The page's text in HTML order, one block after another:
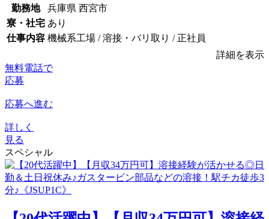
勤務地
兵庫県 西宮市
寮・社宅 あり
仕事内容 機械系工場 / 溶接・バリ取り / 正社員
詳細を表示
無料電話で
応募
応募へ進む
詳しく
見る
スペシャル